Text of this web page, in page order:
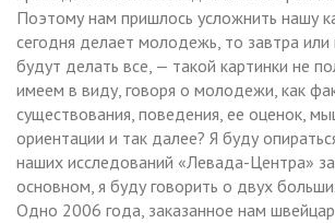
Поэтому нам пришлось усложнить нашу
сегодня делает молодежь, то завтра или
будут делать все, — такой картинки не
имеем в виду, говоря о молодежи, как
существования, поведения, ее оценок,
ориентации и так далее? Я буду
наших исследований «Левада-Центра»
основном, я буду говорить о двух
Одно 2006 года, заказанное нам